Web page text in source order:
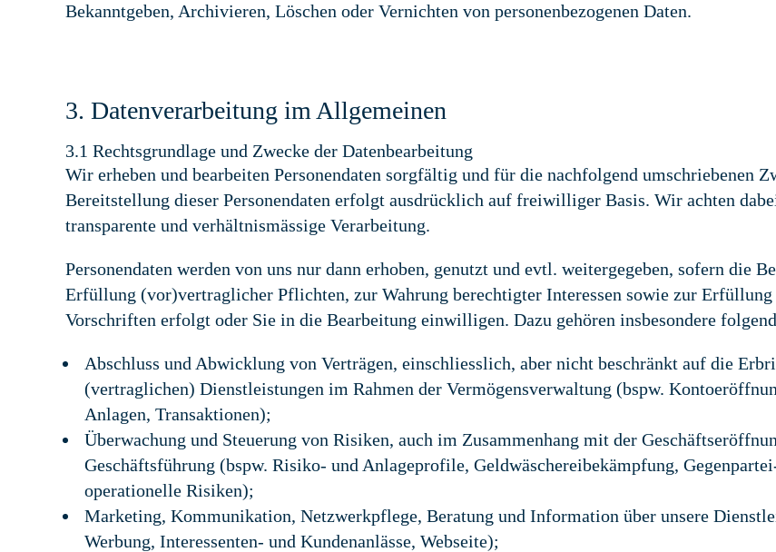
Bekanntgeben, Archivieren, Löschen oder Vernichten von personenbezogenen Daten.
3. Datenverarbeitung im Allgemeinen
3.1 Rechtsgrundlage und Zwecke der Datenbearbeitung
Wir erheben und bearbeiten Personendaten sorgfältig und für die nachfolgend umschriebenen
Bereitstellung dieser Personendaten erfolgt ausdrücklich auf freiwilliger Basis. Wir achten
transparente und verhältnismässige Verarbeitung.
Personendaten werden von uns nur dann erhoben, genutzt und evtl. weitergegeben, sofern die
Erfüllung (vor)vertraglicher Pflichten, zur Wahrung berechtigter Interessen sowie zur Erfüllung
Vorschriften erfolgt oder Sie in die Bearbeitung einwilligen. Dazu gehören insbesondere
Abschluss und Abwicklung von Verträgen, einschliesslich, aber nicht beschränkt auf die
(vertraglichen) Dienstleistungen im Rahmen der Vermögensverwaltung (bspw.
Anlagen, Transaktionen);
Überwachung und Steuerung von Risiken, auch im Zusammenhang mit der
Geschäftsführung (bspw. Risiko- und Anlageprofile, Geldwäschereibekämpfung,
operationelle Risiken);
Marketing, Kommunikation, Netzwerkpflege, Beratung und Information über unsere
Werbung, Interessenten- und Kundenanlässe, Webseite);